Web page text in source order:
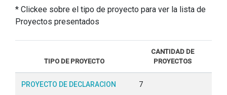
* Clickee sobre el tipo de proyecto para ver la lista de
Proyectos presentados
TIPO DE PROYECTO
CANTIDAD DE
PROYECTOS
PROYECTO DE DECLARACION 7